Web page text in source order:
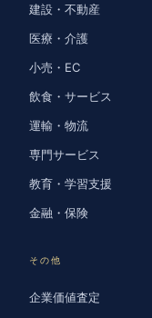
建設・不動産
医療・介護
小売・EC
飲食・サービス
運輸・物流
専門サービス
教育・学習支援
金融・保険
その他
企業価値査定